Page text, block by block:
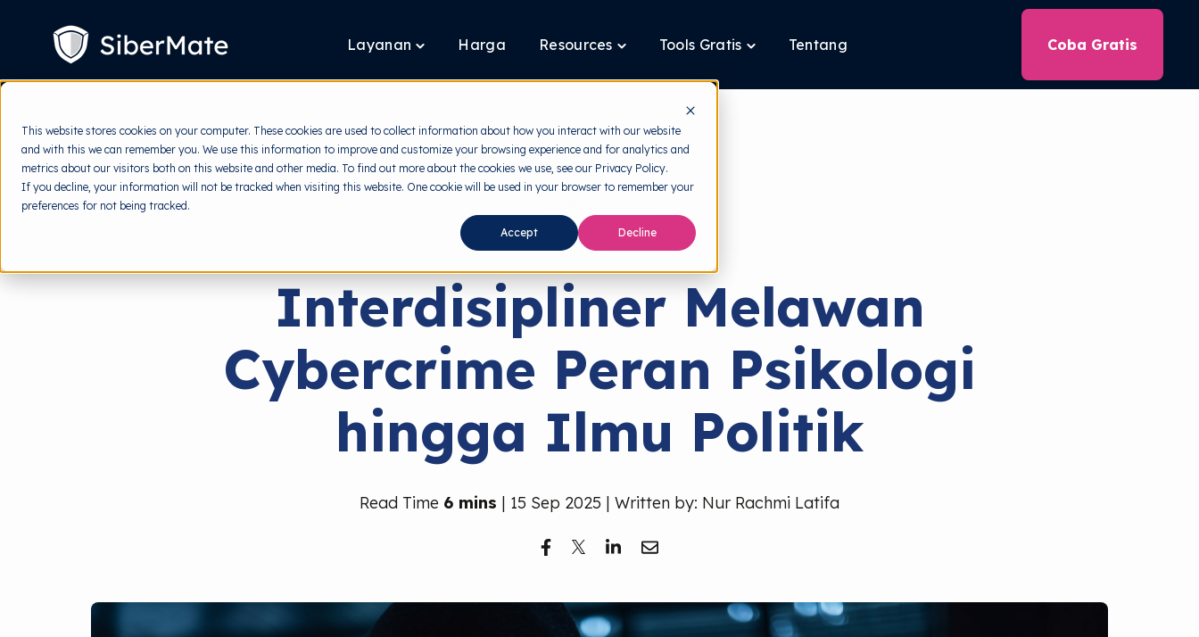
This website stores cookies on your computer. These cookies are used to collect information about how you interact with our website
and with this we can remember you. We use this information to improve and customize your browsing experience and for analytics and
metrics about our visitors both on this website and other media. To find out more about the cookies we use, see our Privacy Policy.
If you decline, your information will not be tracked when visiting this website. One cookie will be used in your browser to remember your
preferences for not being tracked.
Accept Decline
CONTENT
Layanan
Toggle
Layanan
Harga Resources
Toggle
Resources
Tools Gratis
Toggle
Tools
Tentang Coba Gratis
Ilmu Perilaku
Interdisipliner Melawan
Cybercrime Peran Psikologi
hingga Ilmu Politik
Read Time 6 mins | 15 Sep 2025 | Written by: Nur Rachmi Latifa